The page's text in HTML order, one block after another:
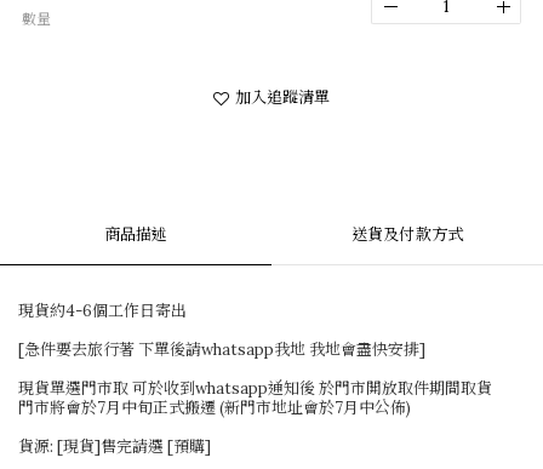
數量
加入追蹤清單
商品描述 送貨及付款方式
現貨約4-6個工作日寄出
[急件要去旅行著 下單後請whatsapp我地 我地會盡快安排]
現貨單選門市取 可於收到whatsapp通知後 於門市開放取件期間取貨
門市將會於7月中旬正式搬遷 (新門市地址會於7月中公佈)
貨源: [現貨]售完請選 [預購]